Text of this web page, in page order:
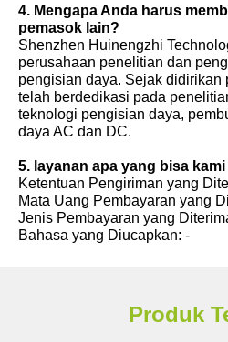
4. Mengapa Anda harus
pemasok lain?
Shenzhen Huinengzhi
perusahaan penelitian dan
pengisian daya. Sejak didirikan
telah berdedikasi pada
teknologi pengisian daya,
daya AC dan DC.
5. layanan apa yang bisa
Ketentuan Pengiriman yang
Mata Uang Pembayaran yang
Jenis Pembayaran yang
Bahasa yang Diucapkan: -
Produk